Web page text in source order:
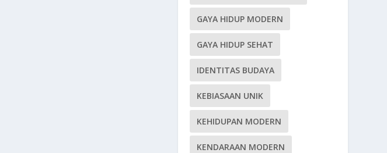
GAYA HIDUP MODERN
GAYA HIDUP SEHAT
IDENTITAS BUDAYA
KEBIASAAN UNIK
KEHIDUPAN MODERN
KENDARAAN MODERN